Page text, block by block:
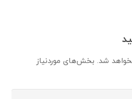
شد. بخش‌های موردنیاز